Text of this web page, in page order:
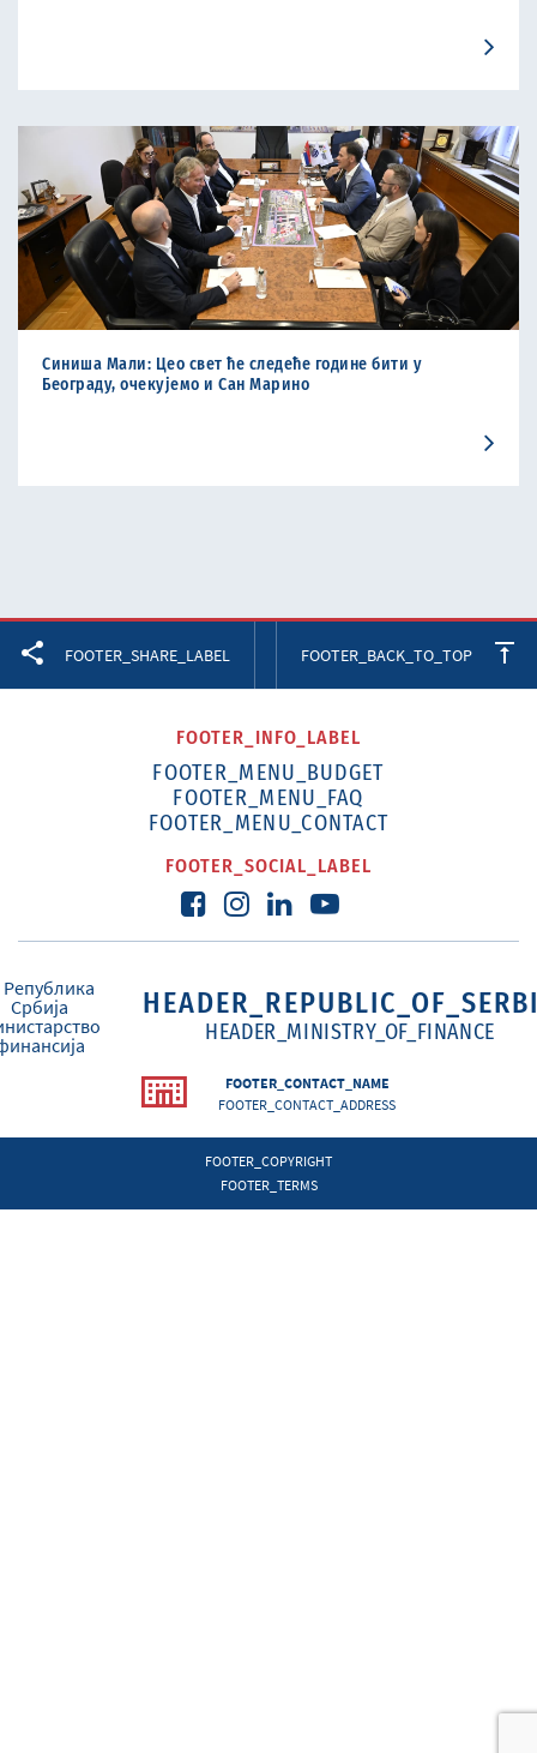
Синиша Мали: Цео свет ће следеће године бити у
Београду, очекујемо и Сан Марино
FOOTER_SHARE_LABEL FOOTER_BACK_TO_TOP
FOOTER_INFO_LABEL
FOOTER_MENU_BUDGET
FOOTER_MENU_FAQ
FOOTER_MENU_CONTACT
FOOTER_SOCIAL_LABEL
HEADER_MINISTRY_OF_FINANCE
FOOTER_CONTACT_NAME
FOOTER_CONTACT_ADDRESS
FOOTER_COPYRIGHT
FOOTER_TERMS